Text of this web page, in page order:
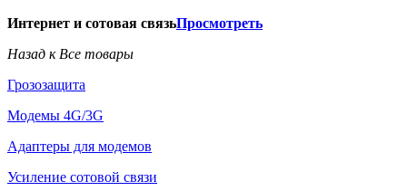
Интернет и сотовая связьПросмотреть
Назад к Все товары
Грозозащита
Модемы 4G/3G
Адаптеры для модемов
Усиление сотовой связи